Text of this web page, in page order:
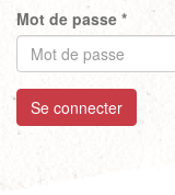
Mot de passe *
Se connecter